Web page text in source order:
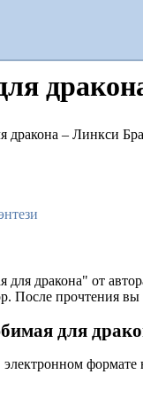
дракона" от
После прочтения
для
электронном